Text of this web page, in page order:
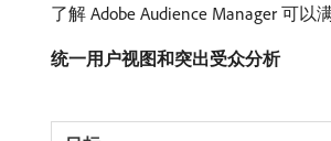
了解 Adobe Audience Manager 可以
统一用户视图和突出受众分析